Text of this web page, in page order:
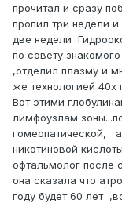
прочитал и сразу
пропил три недели
две недели
по совету
,отделил плазму и
же технологией 40х
Вот этими
лимфоузлам
гомеопатической,
никотиновой
офтальмолог после
она сказала что
году будет 60 лет